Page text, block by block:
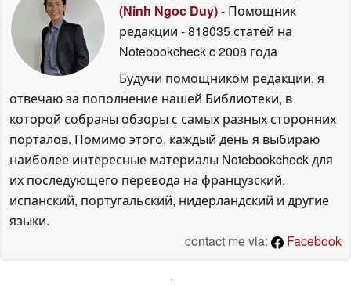
(Ninh Ngoc Duy)- Помощник
редакции - 818035 статей на
Notebookcheckc 2008 года
Будучи помощником редакции, я
отвечаю за пополнение нашей Библиотеки, в
которой собраны обзоры с самых разных сторонних
порталов. Помимо этого, каждый день я выбираю
наиболее интересные материалы Notebookcheck для
их последующего перевода на французский,
испанский, португальский, нидерландский и другие
языки.
contact me via:
Facebook
'